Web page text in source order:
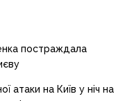
атаки на Київ у ніч на